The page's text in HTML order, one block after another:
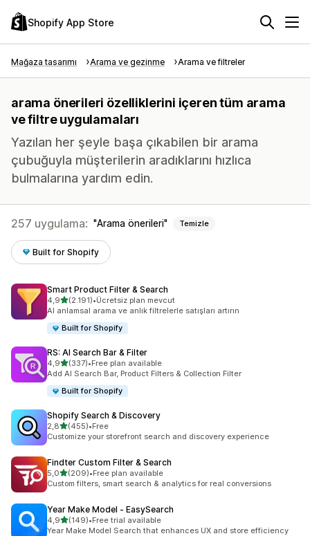
Shopify App Store
Mağaza tasarımı Arama ve gezinme Arama ve filtreler
arama önerileri özelliklerini içeren tüm arama
ve filtre uygulamaları
Yazılan her şeyle başa çıkabilen bir arama
çubuğuyla müşterilerin aradıklarını hızlıca
bulmalarına yardım edin.
257 uygulama: Arama önerileri Temizle
Built for Shopify
Smart Product Filter & Search
4,95 yıldız üzerinden
(2.191)
toplam 2191 değerlendirme
•Ücretsiz plan mevcut
AI anlamsal arama ve anlık filtrelerle satışları artırın
Built for Shopify
RS: AI Search Bar & Filter
4,95 yıldız üzerinden
(337)
toplam 337 değerlendirme
•Free plan available
Add AI Search Bar, Product Filters & Collection Filter
Built for Shopify
Shopify Search & Discovery
2,85 yıldız üzerinden
(455)
toplam 455 değerlendirme
•Free
Customize your storefront search and discovery experience
Findter Custom Filter & Search
5,05 yıldız üzerinden
(209)
toplam 209 değerlendirme
•Free plan available
Custom filters, smart search & analytics for real conversions
Year Make Model ‑ EasySearch
4,95 yıldız üzerinden
(149)
toplam 149 değerlendirme
•Free trial available
Year Make Model Search that enhances UX and store efficiency